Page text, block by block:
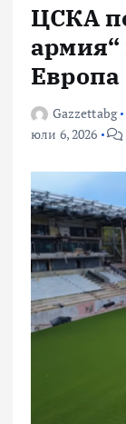
ЦСКА
армия“
Европа
Gazzettabg
юли 6, 2026